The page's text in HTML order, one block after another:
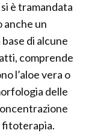
è tramandata
anche un
di alcune
comprende
l’aloe vera o
delle
fitoterapia.